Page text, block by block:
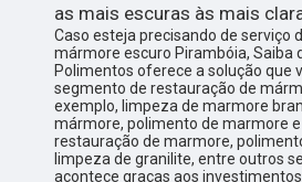
as mais escuras às mais
Caso esteja precisando de serviço
mármore escuro Pirambóia, Saiba
Polimentos oferece a solução que
segmento de restauração de
exemplo, limpeza de marmore
mármore, polimento de marmore
restauração de marmore,
limpeza de granilite, entre outros
acontece graças aos